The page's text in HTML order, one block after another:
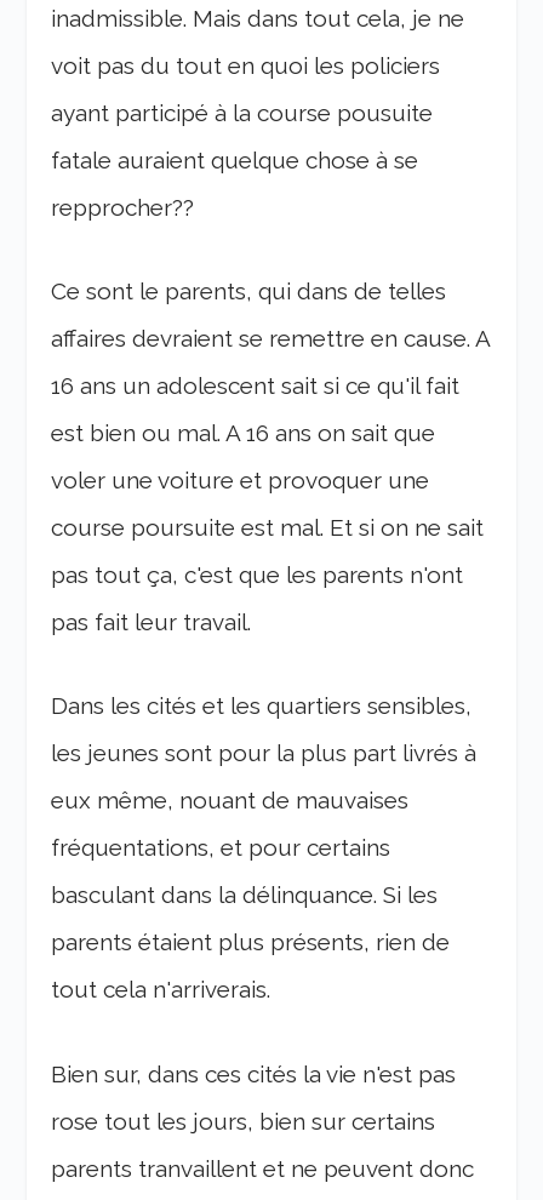
inadmissible. Mais dans tout cela, je ne
voit pas du tout en quoi les policiers
ayant participé à la course pousuite
fatale auraient quelque chose à se
repprocher??
Ce sont le parents, qui dans de telles
affaires devraient se remettre en cause. A
16 ans un adolescent sait si ce qu'il fait
est bien ou mal. A 16 ans on sait que
voler une voiture et provoquer une
course poursuite est mal. Et si on ne sait
pas tout ça, c'est que les parents n'ont
pas fait leur travail.
Dans les cités et les quartiers sensibles,
les jeunes sont pour la plus part livrés à
eux même, nouant de mauvaises
fréquentations, et pour certains
basculant dans la délinquance. Si les
parents étaient plus présents, rien de
tout cela n'arriverais.
Bien sur, dans ces cités la vie n'est pas
rose tout les jours, bien sur certains
parents tranvaillent et ne peuvent donc